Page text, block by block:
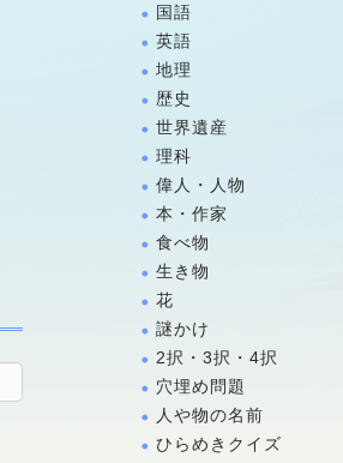
国語
英語
地理
歴史
世界遺産
理科
偉人・人物
本・作家
食べ物
生き物
花
謎かけ
2択・3択・4択
穴埋め問題
人や物の名前
ひらめきクイズ